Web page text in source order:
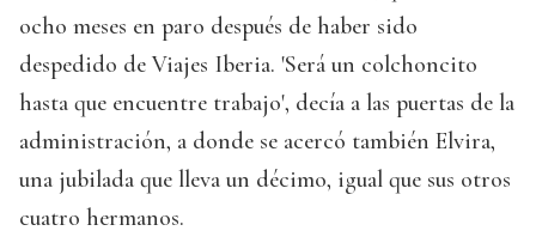
ocho meses en paro después de haber sido
despedido de Viajes Iberia. 'Será un colchoncito
hasta que encuentre trabajo', decía a las puertas de la
administración, a donde se acercó también Elvira,
una jubilada que lleva un décimo, igual que sus otros
cuatro hermanos.